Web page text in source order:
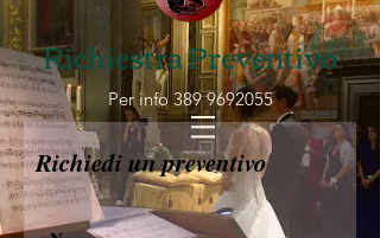
Richiestra Preventivo
Per info389 9692055
Richiedi un preventivo